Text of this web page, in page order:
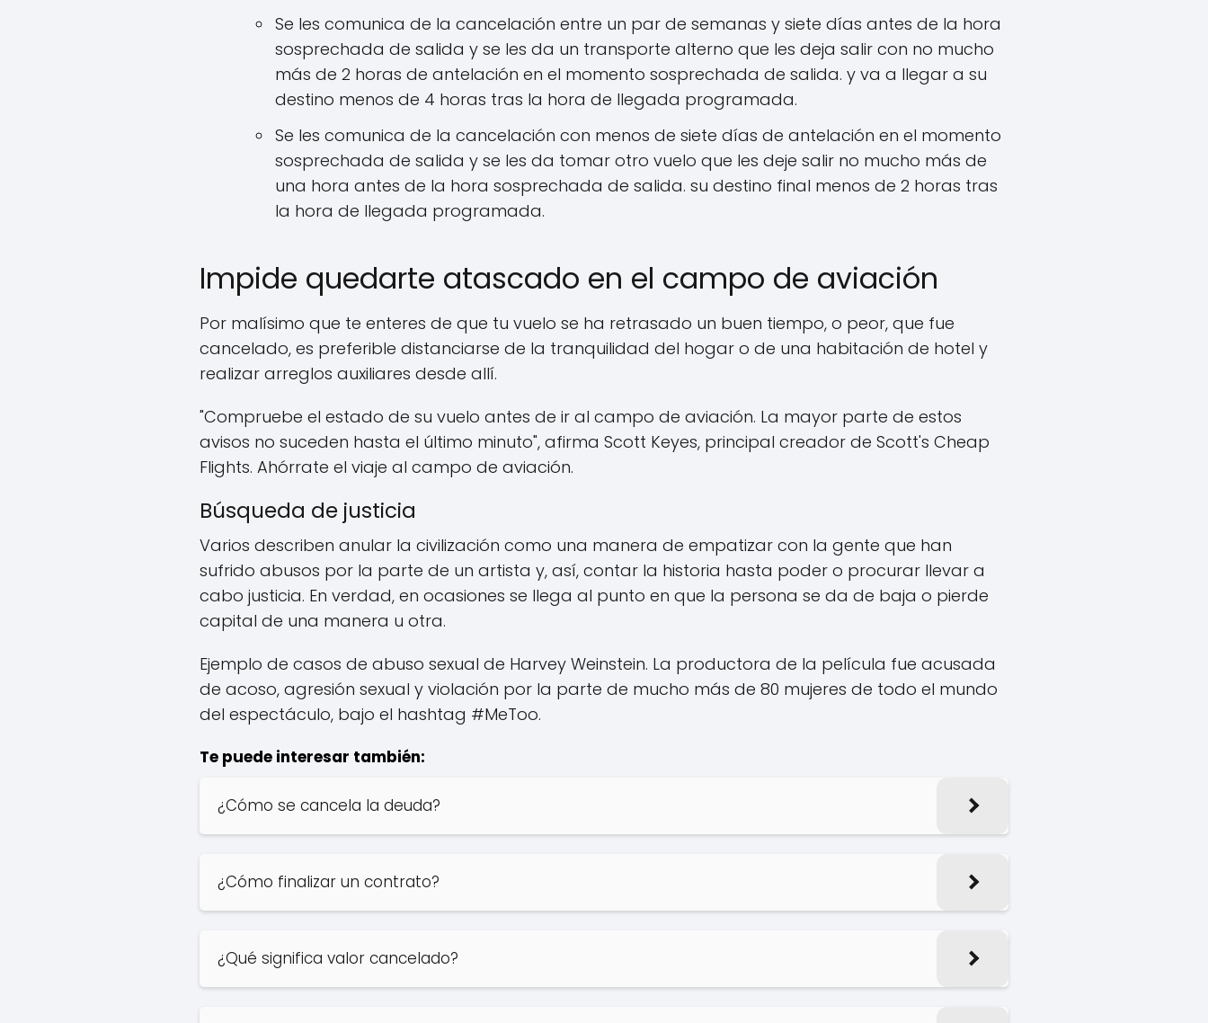
Se les comunica de la cancelación entre un par de semanas y siete días antes de la hora
sosprechada de salida y se les da un transporte alterno que les deja salir con no mucho
más de 2 horas de antelación en el momento sosprechada de salida. y va a llegar a su
destino menos de 4 horas tras la hora de llegada programada.
Se les comunica de la cancelación con menos de siete días de antelación en el momento
sosprechada de salida y se les da tomar otro vuelo que les deje salir no mucho más de
una hora antes de la hora sosprechada de salida. su destino final menos de 2 horas tras
la hora de llegada programada.
Impide quedarte atascado en el campo de aviación
Por malísimo que te enteres de que tu vuelo se ha retrasado un buen tiempo, o peor, que fue
cancelado, es preferible distanciarse de la tranquilidad del hogar o de una habitación de hotel y
realizar arreglos auxiliares desde allí.
"Compruebe el estado de su vuelo antes de ir al campo de aviación. La mayor parte de estos
avisos no suceden hasta el último minuto", afirma Scott Keyes, principal creador de Scott's Cheap
Flights. Ahórrate el viaje al campo de aviación.
Búsqueda de justicia
Varios describen anular la civilización como una manera de empatizar con la gente que han
sufrido abusos por la parte de un artista y, así, contar la historia hasta poder o procurar llevar a
cabo justicia. En verdad, en ocasiones se llega al punto en que la persona se da de baja o pierde
capital de una manera u otra.
Ejemplo de casos de abuso sexual de Harvey Weinstein. La productora de la película fue acusada
de acoso, agresión sexual y violación por la parte de mucho más de 80 mujeres de todo el mundo
del espectáculo, bajo el hashtag #MeToo.
Te puede interesar también:
¿Cómo se cancela la deuda?
¿Cómo finalizar un contrato?
¿Qué significa valor cancelado?